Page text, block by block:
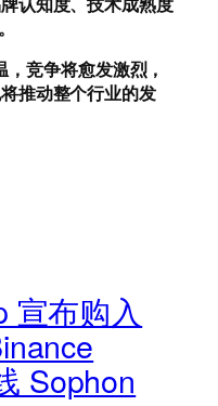
竞争将愈发激烈，
推动整个行业的发
宣布购入
Sophon